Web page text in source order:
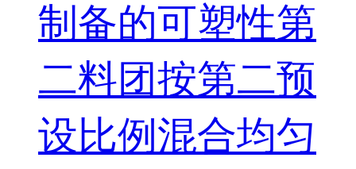
制备的可塑性第
二料团按第二预
设比例混合均匀